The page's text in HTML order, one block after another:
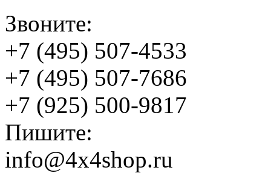
Звоните:
+7 (495) 507-4533
+7 (495) 507-7686
+7 (925) 500-9817
Пишите:
info@4x4shop.ru